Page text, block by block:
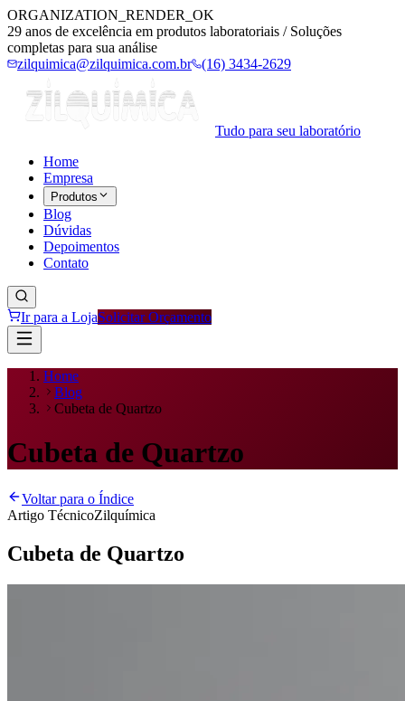
ORGANIZATION_RENDER_OK
29 anos de excelência em produtos laboratoriais / Soluções
completas para sua análise
zilquimica@zilquimica.com.br
(16) 3434-2629
Tudo para seu laboratório
Home
Empresa
Produtos
Blog
Dúvidas
Depoimentos
Contato
Ir para a LojaSolicitar Orçamento
Home
Blog
Cubeta de Quartzo
Cubeta de Quartzo
Voltar para o Índice
Artigo TécnicoZilquímica
Cubeta de Quartzo